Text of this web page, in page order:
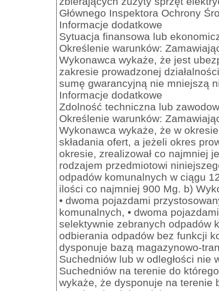
Głównego Inspektora Ochrony
Informacje dodatkowe
Sytuacja finansowa lub
Określenie warunków:
Wykonawca wykaże, że jest
zakresie prowadzonej
sumę gwarancyjną nie mniejszą
Informacje dodatkowe
Zdolność techniczna lub
Określenie warunków:
Wykonawca wykaże, że w
składania ofert, a jeżeli okres
okresie, zrealizował co najmniej
rodzajem przedmiotowi
odpadów komunalnych w ciągu
ilości co najmniej 900 Mg. b)
• dwoma pojazdami
komunalnych, • dwoma
selektywnie zebranych odpadów
odbierania odpadów bez funkcji
dysponuje bazą magazynowo-
Suchedniów lub w odległości
Suchedniów na terenie do
wykaże, że dysponuje na terenie